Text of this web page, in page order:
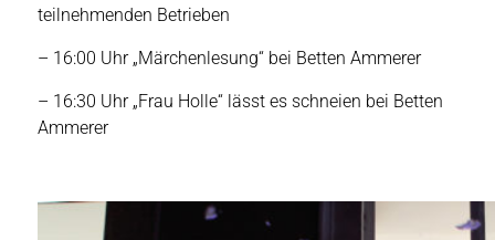
teilnehmenden Betrieben
– 16:00 Uhr „Märchenlesung“ bei Betten Ammerer
– 16:30 Uhr „Frau Holle“ lässt es schneien bei Betten
Ammerer